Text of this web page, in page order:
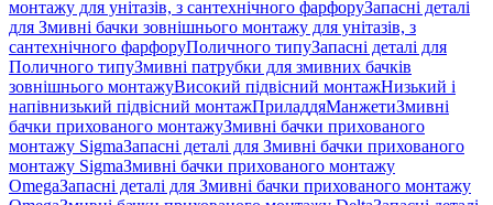
монтажу для унітазів, з сантехнічного фарфоруЗапасні деталі
для Змивні бачки зовнішнього монтажу для унітазів, з
сантехнічного фарфоруПоличного типуЗапасні деталі для
Поличного типуЗмивні патрубки для змивних бачків
зовнішнього монтажуВисокий підвісний монтажНизький і
напівнизький підвісний монтажПриладдяМанжетиЗмивні
бачки прихованого монтажуЗмивні бачки прихованого
монтажу SigmaЗапасні деталі для Змивні бачки прихованого
монтажу SigmaЗмивні бачки прихованого монтажу
OmegaЗапасні деталі для Змивні бачки прихованого монтажу